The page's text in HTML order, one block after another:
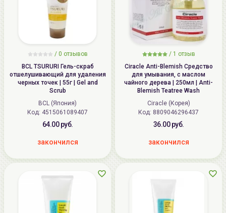
/ 0 отзывов
BCL TSURURI Гель-скраб
отшелушивающий для удаления
черных точек | 55г | Gel and
Scrub
BCL (Япония)
Код: 4515061089407
64.00 руб.
закончился
/ 1 отзыв
Ciracle Anti-Blemish Средство
для умывания, с маслом
чайного дерева | 250мл | Anti-
Blemish Teatree Wash
Ciracle (Корея)
Код: 8809046296437
36.00 руб.
закончился